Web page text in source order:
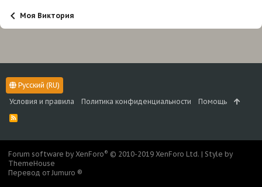
Моя Виктория
Русский (RU)
Условия и правила
Политика конфиденциальности Помощь
R
S
Forum software by XenForo® © 2010-2019 XenForo Ltd. | Style by
ThemeHouse
Перевод от Jumuro ®